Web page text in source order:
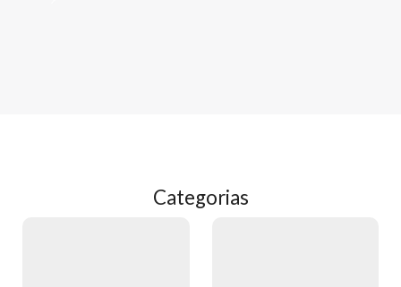
Categorias